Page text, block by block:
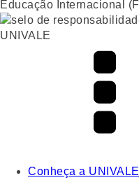
UNIVALE
Conheça a UNIVALE